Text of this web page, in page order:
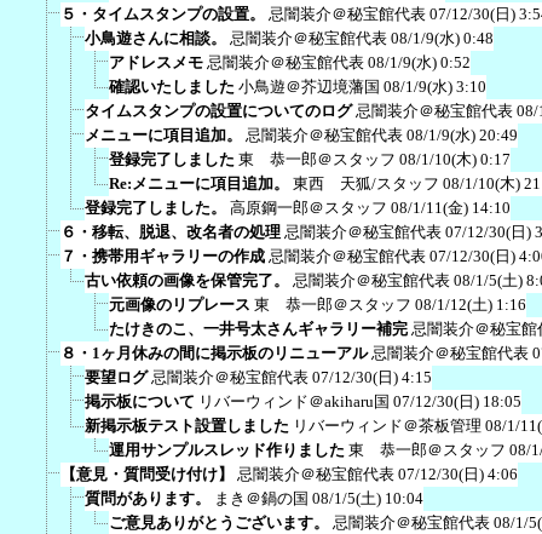
５・タイムスタンプの設置。
忌闇装介＠秘宝館代表 07/12/30(日)
小鳥遊さんに相談。
忌闇装介＠秘宝館代表 08/1/9(水) 0:48
アドレスメモ 忌闇装介＠秘宝館代表 08/1/9(水) 0:52
確認いたしました 小鳥遊＠芥辺境藩国 08/1/9(水) 3:10
タイムスタンプの設置についてのログ 忌闇装介＠秘宝館代表 08/
メニューに項目追加。
忌闇装介＠秘宝館代表 08/1/9(水) 20:49
登録完了しました 東 恭一郎＠スタッフ 08/1/10(木) 0:17
Re:メニューに項目追加。
東西 天狐/スタッフ 08/1/10(木)
登録完了しました。
高原鋼一郎＠スタッフ 08/1/11(金) 14:10
６・移転、脱退、改名者の処理 忌闇装介＠秘宝館代表 07/12/30(日)
７・携帯用ギャラリーの作成 忌闇装介＠秘宝館代表 07/12/30(日)
古い依頼の画像を保管完了。
忌闇装介＠秘宝館代表 08/1/5(土)
元画像のリプレース 東 恭一郎＠スタッフ 08/1/12(土) 1:16
たけきのこ、一井号太さんギャラリー補完 忌闇装介＠秘宝館
８・1ヶ月休みの間に掲示板のリニューアル 忌闇装介＠秘宝館代表
要望ログ 忌闇装介＠秘宝館代表 07/12/30(日) 4:15
掲示板について リバーウィンド＠akiharu国 07/12/30(日) 18:05
新掲示板テスト設置しました リバーウィンド＠茶板管理 08/1/
運用サンプルスレッド作りました 東 恭一郎＠スタッフ 08/
【意見・質問受け付け】
忌闇装介＠秘宝館代表 07/12/30(日) 4:06
質問があります。
まき＠鍋の国 08/1/5(土) 10:04
ご意見ありがとうございます。
忌闇装介＠秘宝館代表 08/1/